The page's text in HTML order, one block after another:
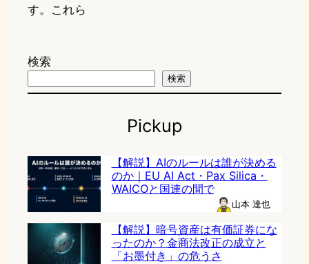
す。これら
検索
検索
Pickup
【解説】AIのルールは誰が決める
のか｜EU AI Act・Pax Silica・
WAICOと国連の間で
山本 達也
【解説】暗号資産は有価証券にな
ったのか？金商法改正の成立と
「お墨付き」の危うさ